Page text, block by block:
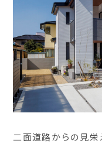
二面道路からの見